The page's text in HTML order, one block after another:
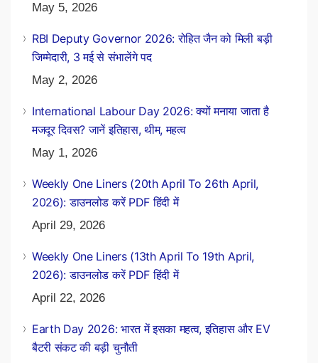
May 5, 2026
RBI Deputy Governor 2026: रोहित जैन को मिली बड़ी
जिम्मेदारी, 3 मई से संभालेंगे पद
May 2, 2026
International Labour Day 2026: क्यों मनाया जाता है
मजदूर दिवस? जानें इतिहास, थीम, महत्व
May 1, 2026
Weekly One Liners (20th April To 26th April,
2026): डाउनलोड करें PDF हिंदी में
April 29, 2026
Weekly One Liners (13th April To 19th April,
2026): डाउनलोड करें PDF हिंदी में
April 22, 2026
Earth Day 2026: भारत में इसका महत्व, इतिहास और EV
बैटरी संकट की बड़ी चुनौती